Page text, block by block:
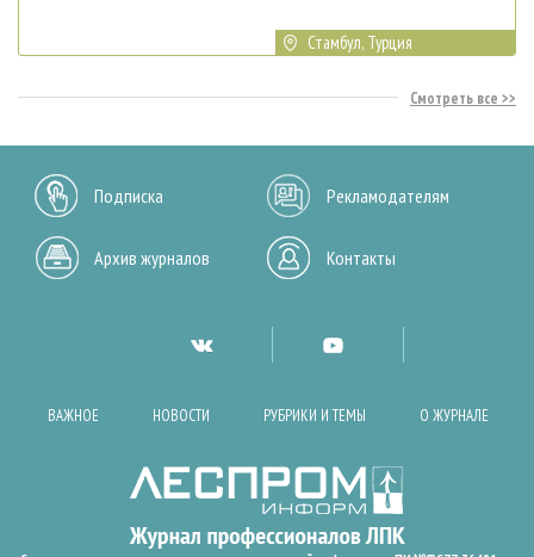
Стамбул, Турция
Смотреть все
Подписка Рекламодателям
Архив журналов Контакты
ВАЖНОЕ НОВОСТИ РУБРИКИ И ТЕМЫ О ЖУРНАЛЕ